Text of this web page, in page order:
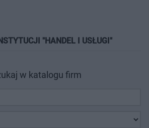
"HANDEL I USŁUGI"
w katalogu firm